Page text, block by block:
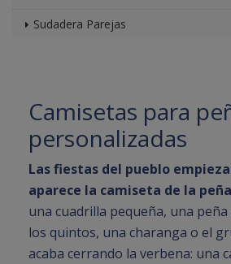
Sudadera Parejas
Camisetas para
personalizadas
Las fiestas del pueblo
aparece la camiseta de la
una cuadrilla pequeña, una peña
los quintos, una charanga o el
acaba cerrando la verbena: una